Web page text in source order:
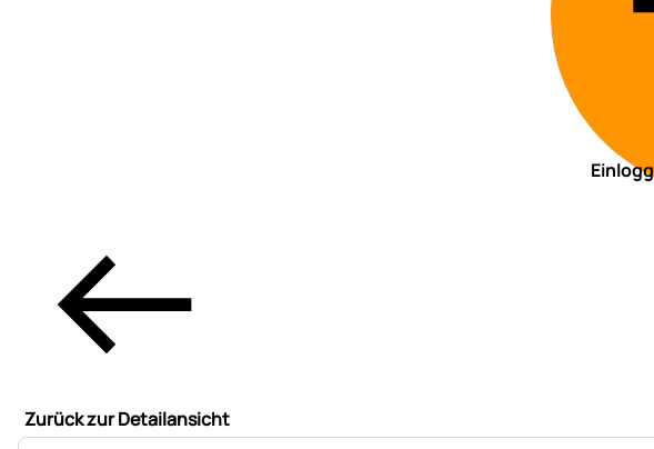
Zurück zur Detailansicht